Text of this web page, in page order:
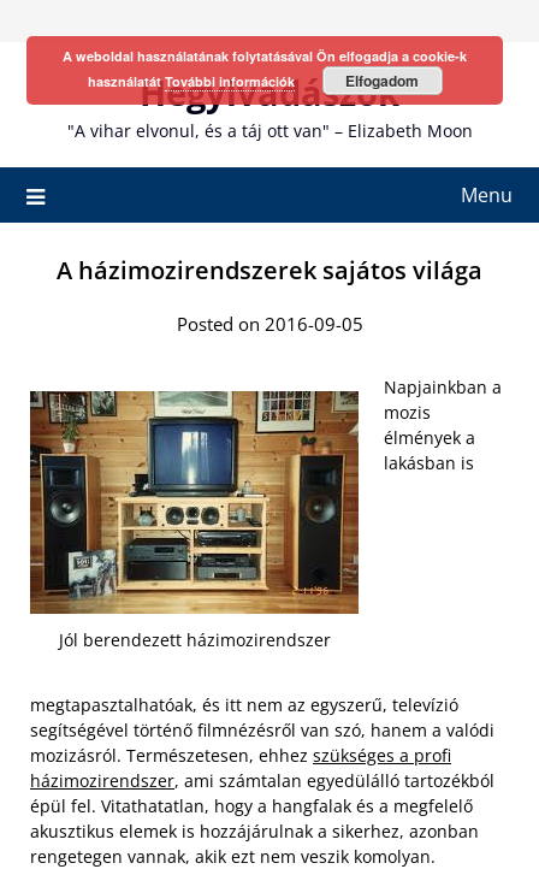
Hegyivadászok
"A vihar elvonul, és a táj ott van" – Elizabeth Moon
Menu
A házimozirendszerek sajátos világa
Posted on 2016-09-05
Jól berendezett házimozirendszer
Napjainkban a
mozis
élmények a
lakásban is
megtapasztalhatóak, és itt nem az egyszerű, televízió
segítségével történő filmnézésről van szó, hanem a valódi
mozizásról. Természetesen, ehhez szükséges a profi
házimozirendszer, ami számtalan egyedülálló tartozékból
épül fel. Vitathatatlan, hogy a hangfalak és a megfelelő
akusztikus elemek is hozzájárulnak a sikerhez, azonban
rengetegen vannak, akik ezt nem veszik komolyan.
A weboldal használatának folytatásával Ön elfogadja a cookie-k
használatátTovábbi információk Elfogadom